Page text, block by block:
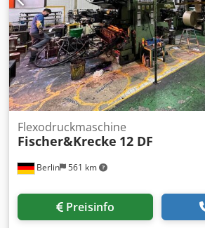
Berlin 561 km
Flexodruckmaschine
Fischer&Krecke 12 DF
Preisinfo